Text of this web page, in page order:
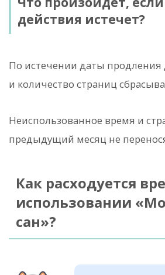
действия истечет?
По истечении даты продления
и количество страниц
Неиспользованное время и
предыдущий месяц не
Как расходуется
использовании
сан»?